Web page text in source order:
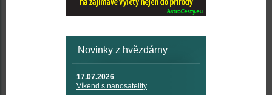
Novinky z hvězdárny
17.07.2026
Víkend s nanosatelity